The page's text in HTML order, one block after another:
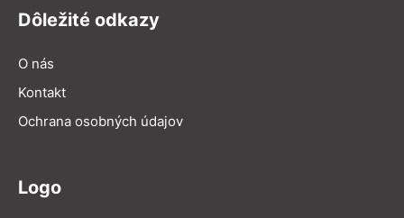
Dôležité odkazy
O nás
Kontakt
Ochrana osobných údajov
Logo